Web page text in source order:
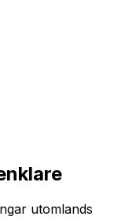
utomlands